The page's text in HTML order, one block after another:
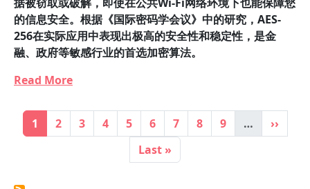
的信息安全。根据《国际密码学会议》中的研究，AES-
256在实际应用中表现出极高的安全性和稳定性，是金
融、政府等敏感行业的首选加密算法。
Read More
Pagination
Current page
1 Page
2 Page
3 Page
4 Page
5 Page
6 Page
7 Page
8 Page
9 … Next
››
Last page
Last »